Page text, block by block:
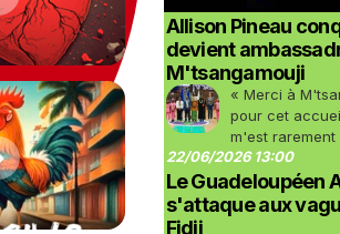
Allison Pineau
devient
M'tsangamouji
« Merci à
pour cet
m'est rarement
22/06/2026 13:00
Le Guadeloupéen
s'attaque aux
Fidji